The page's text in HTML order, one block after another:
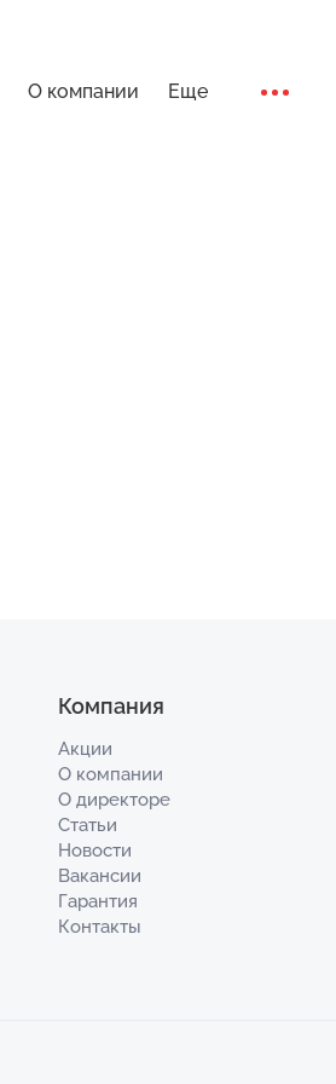
О компании Еще
Компания
Акции
О компании
О директоре
Статьи
Новости
Вакансии
Гарантия
Контакты